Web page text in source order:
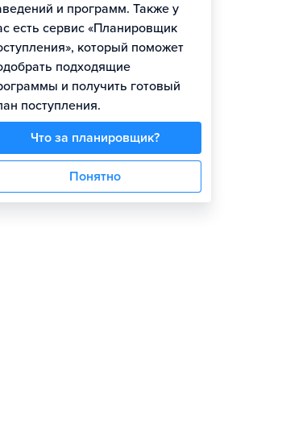
и программ. Также у
есть сервис «Планировщик
который поможет
подходящие
и получить готовый
поступления.
Что за планировщик?
Понятно